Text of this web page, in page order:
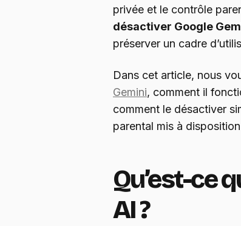
privée et le contrôle
désactiver Google
préserver un cadre
Dans cet article, nous
Gemini, comment il
comment le désactiver
parental mis à
Qu’est-ce
AI ?